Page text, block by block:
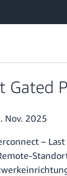
Gated
Nov. 2025
–